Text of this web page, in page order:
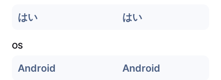
はい はい
OS
Android Android